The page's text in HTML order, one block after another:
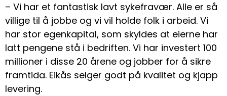
– Vi har et fantastisk lavt sykefravær. Alle er så
villige til å jobbe og vi vil holde folk i arbeid. Vi
har stor egenkapital, som skyldes at eierne har
latt pengene stå i bedriften. Vi har investert 100
millioner i disse 20 årene og jobber for å sikre
framtida. Eikås selger godt på kvalitet og kjapp
levering.